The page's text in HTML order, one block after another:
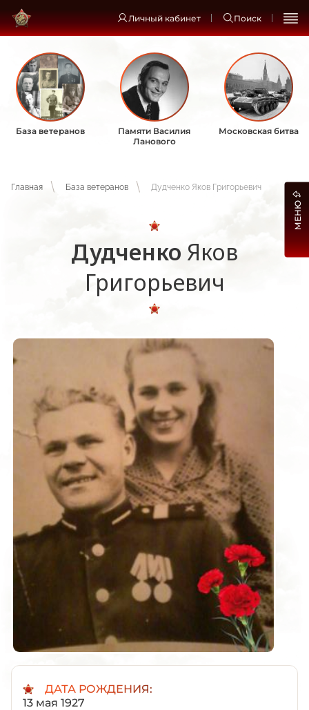
Личный кабинет Поиск
База ветеранов
Памяти Василия
Ланового
Московская битва
Главная База ветеранов Дудченко Яков Григорьевич
Дудченко Яков
Григорьевич
ДАТА РОЖДЕНИЯ:
13 мая 1927
МЕНЮ